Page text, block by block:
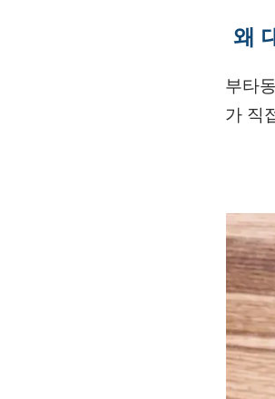
왜
부타
가 직